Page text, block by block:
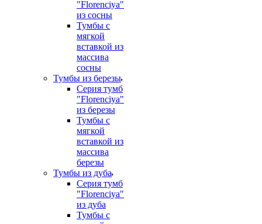
"Florenciya"
из сосны
Тумбы с
мягкой
вставкой из
массива
сосны
Тумбы из березы
Серия тумб
"Florenciya"
из березы
Тумбы с
мягкой
вставкой из
массива
березы
Тумбы из дуба
Серия тумб
"Florenciya"
из дуба
Тумбы с